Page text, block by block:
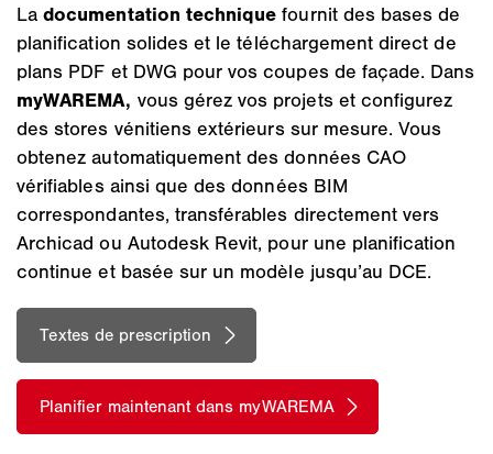
Ladocumentation techniquefournit des bases de
planification solides et le téléchargement direct de
plans PDF et DWG pour vos coupes de façade. Dans
myWAREMA, vous gérez vos projets et configurez
des stores vénitiens extérieurs sur mesure. Vous
obtenez automatiquement des données CAO
vérifiables ainsi que des données BIM
correspondantes, transférables directement vers
Archicad ou Autodesk Revit, pour une planification
continue et basée sur un modèle jusqu’au DCE.